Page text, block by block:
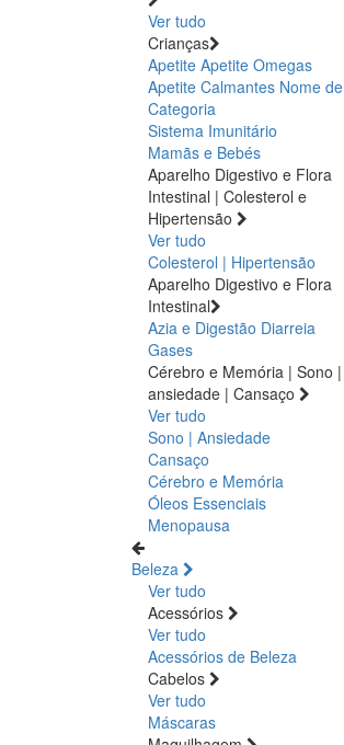
Ver tudo
Crianças
Apetite Apetite Omegas
Apetite Calmantes Nome de
Categoria
Sistema Imunitário
Mamãs e Bebés
Aparelho Digestivo e Flora
Intestinal | Colesterol e
Hipertensão
Ver tudo
Colesterol | Hipertensão
Aparelho Digestivo e Flora
Intestinal
Azia e Digestão Diarreia
Gases
Cérebro e Memória | Sono |
ansiedade | Cansaço
Ver tudo
Sono | Ansiedade
Cansaço
Cérebro e Memória
Óleos Essenciais
Menopausa
Beleza
Ver tudo
Acessórios
Ver tudo
Acessórios de Beleza
Cabelos
Ver tudo
Máscaras